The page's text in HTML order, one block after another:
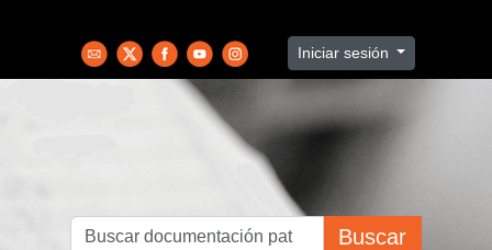
Iniciar sesión
Buscar